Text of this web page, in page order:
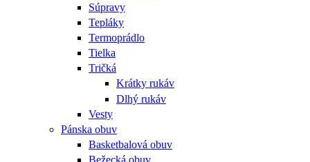
Súpravy
Tepláky
Termoprádlo
Tielka
Tričká
Krátky rukáv
Dlhý rukáv
Vesty
Pánska obuv
Basketbalová obuv